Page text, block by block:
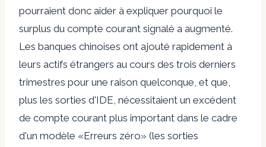
pourraient donc aider à expliquer pourquoi le
surplus du compte courant signalé a augmenté.
Les banques chinoises ont ajouté rapidement à
leurs actifs étrangers au cours des trois derniers
trimestres pour une raison quelconque, et que,
plus les sorties d'IDE, nécessitaient un excédent
de compte courant plus important dans le cadre
d'un modèle «Erreurs zéro» (les sorties